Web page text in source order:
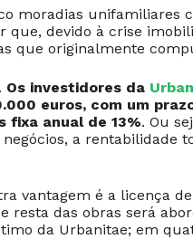
moradias unifamiliares
que, devido à crise
que originalmente
Os investidores da
euros, com um
fixa anual de 13%. Ou
a rentabilidade
vantagem é a licença
resta das obras será
da Urbanitae; em